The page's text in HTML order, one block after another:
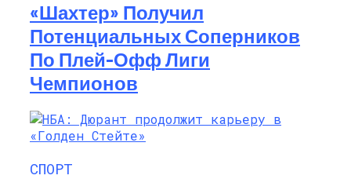
«Шахтер» Получил
Потенциальных Соперников
По Плей-Офф Лиги
Чемпионов
СПОРТ